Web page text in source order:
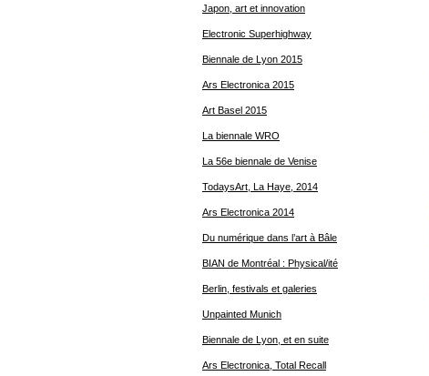
Japon, art et innovation
Electronic Superhighway
Biennale de Lyon 2015
Ars Electronica 2015
Art Basel 2015
La biennale WRO
La 56e biennale de Venise
TodaysArt, La Haye, 2014
Ars Electronica 2014
Du numérique dans l’art à Bâle
BIAN de Montréal : Physical/ité
Berlin, festivals et galeries
Unpainted Munich
Biennale de Lyon, et en suite
Ars Electronica, Total Recall